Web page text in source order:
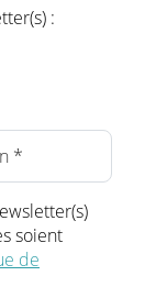
:
soient
de